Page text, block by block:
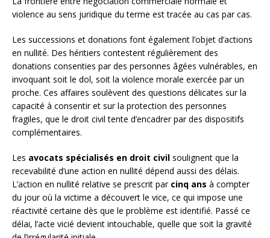
violence au sens juridique du terme est tracée au cas par cas.
Les successions et donations font également l’objet d’actions
en nullité. Des héritiers contestent régulièrement des
donations consenties par des personnes âgées vulnérables, en
invoquant soit le dol, soit la violence morale exercée par un
proche. Ces affaires soulèvent des questions délicates sur la
capacité à consentir et sur la protection des personnes
fragiles, que le droit civil tente d’encadrer par des dispositifs
complémentaires.
Les avocats spécialisés en droit civil soulignent que la
recevabilité d’une action en nullité dépend aussi des délais.
L’action en nullité relative se prescrit par cinq ans à compter
du jour où la victime a découvert le vice, ce qui impose une
réactivité certaine dès que le problème est identifié. Passé ce
délai, l’acte vicié devient intouchable, quelle que soit la gravité